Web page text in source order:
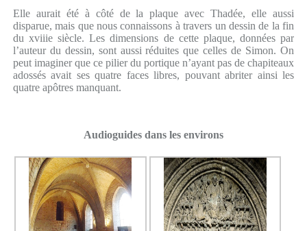
Elle aurait été à côté de la plaque avec Thadée, elle aussi
disparue, mais que nous connaissons à travers un dessin de la fin
du xviiie siècle. Les dimensions de cette plaque, données par
l’auteur du dessin, sont aussi réduites que celles de Simon. On
peut imaginer que ce pilier du portique n’ayant pas de chapiteaux
adossés avait ses quatre faces libres, pouvant abriter ainsi les
quatre apôtres manquant.
Audioguides dans les environs